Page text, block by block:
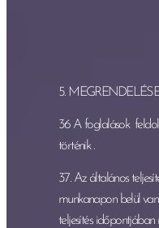
5.
36 A foglalások
történik .
37. Az általános
munkanapon belül
teljesítés